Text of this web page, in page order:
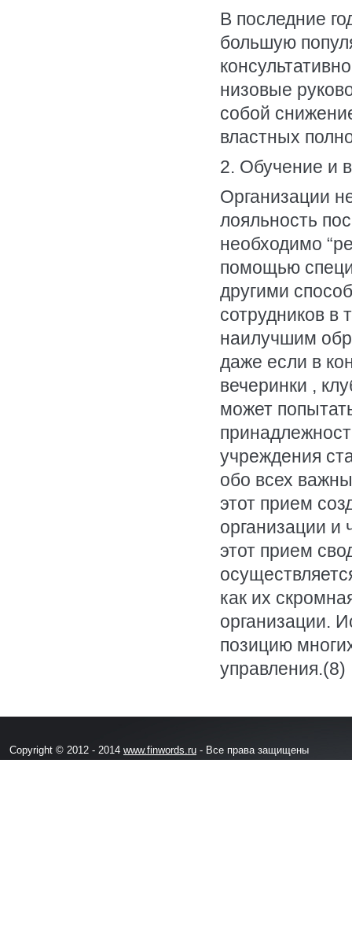
В последние
большую
низовые
собой
властных
2. Обучение и
Организации
лояльность
необходимо
помощью
другими
сотрудников в
наилучшим
даже если в
вечеринки ,
может
учреждения
обо всех
этот прием
организации и
этот прием
как их
организации.
позицию
управления.(8)
Copyright © 2012 - 2014 www.finwords.ru - Все права защищены